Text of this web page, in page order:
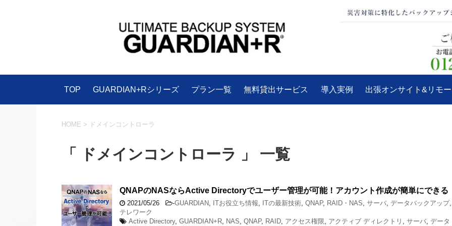
TOP GUARDIAN+Rシリーズ プラン一覧 無料貸出サービス 導入実例 出張オンサイト&リモ
HOME > ドメインコントローラ
「 ドメインコントローラ 」 一覧
QNAPのNASならActive Directoryでユーザー管理が可能！アカウント作成が簡単にできる
2021/05/26 -GUARDIAN, ITお役立ち情報, ITの最新技術, QNAP, RAID・NAS, サーバ, データバックアップ,
テレワーク
Active Directory, GUARDIAN+R, NAS, QNAP, RAID, アクセス権限, アクティブ ディレクトリ , サーバ, データ